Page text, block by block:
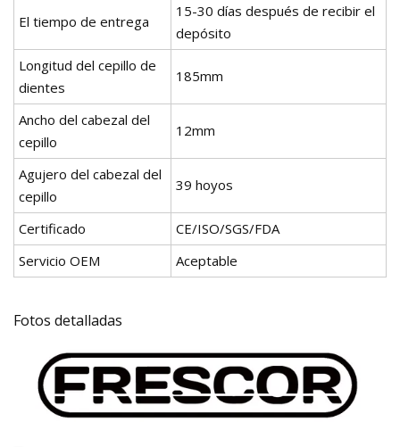
El tiempo de entrega
15-30 días después de recibir el
depósito
Longitud del cepillo de
dientes
185mm
Ancho del cabezal del
cepillo
12mm
Agujero del cabezal del
cepillo
39 hoyos
Certificado
CE/ISO/SGS/FDA
Servicio OEM
Aceptable
Fotos detalladas